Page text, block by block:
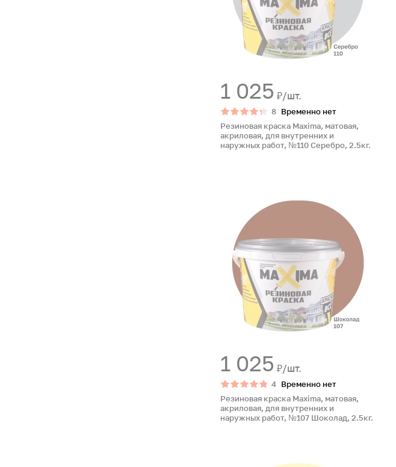
1 025 ₽/шт.
8 Временно нет
Резиновая краска Maxima, матовая,
акриловая, для внутренних и
наружных работ, №110 Серебро, 2.5кг.
1 025 ₽/шт.
4 Временно нет
Резиновая краска Maxima, матовая,
акриловая, для внутренних и
наружных работ, №107 Шоколад, 2.5кг.